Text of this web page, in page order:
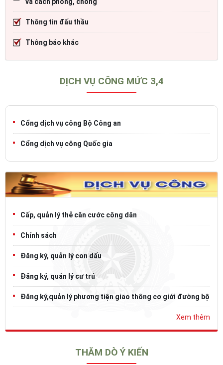
Thông tin đấu thầu
Thông báo khác
DỊCH VỤ CÔNG MỨC 3,4
Cổng dịch vụ công Bộ Công an
Cổng dịch vụ công Quốc gia
Cấp, quản lý thẻ căn cước công dân
Chính sách
Đăng ký, quản lý con dấu
Đăng ký, quản lý cư trú
Đăng ký,quản lý phương tiện giao thông cơ giới đường bộ
Xem thêm
THĂM DÒ Ý KIẾN